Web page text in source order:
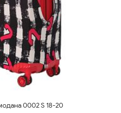
0002 S 18-20